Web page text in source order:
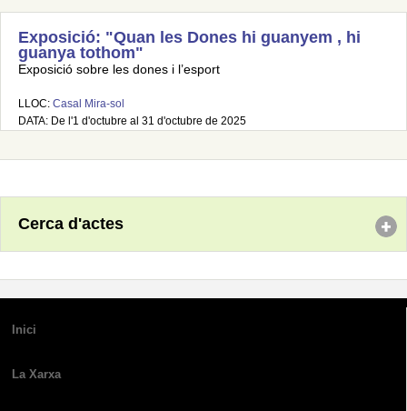
Exposició: "Quan les Dones hi guanyem , hi
guanya tothom"
Exposició sobre les dones i l’esport
LLOC: Casal Mira-sol
DATA: De l'1 d'octubre al 31 d'octubre de 2025
Cerca d'actes
Inici
La Xarxa